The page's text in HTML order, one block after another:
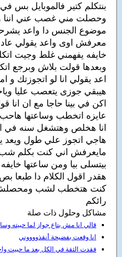
بنتكلم كتير فالموبايل بس
وحصلت مني غصب عني اننا
موضوع الجنس دا واعد
معرفش اوى واعد يقولي
خايفه يفهمني غلط وجيت
وبعدها قولت بلاش وبرجع
اعد يقولي انا لو اتجوزتك و
هيبقي جوزى يتعصب عليا
اكن في بينا حاجا مع ان انا
عايزه اتخطب وساعتها
انا هخلص وهتشغل سنه في
هاجي اتجوز علي طول ويعد
مايعرفش اني كنت بكلم شب
بيتسلى بيا ومن ساعتها
هقدر اقول الكلام دا طبعا
كنت هتخطب لشب ومحصلش
رائكم
مشاكل وحلول ذات صلة
قالي انا مش بتاع جواز لما حبيته
انا وقعت بفضيحة أنقذووووني
فقدت الثقة في الكل بعد ما حبيت